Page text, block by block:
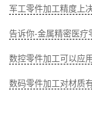
军工零件加工精度上
数控零件加工可以应
数码零件加工对材质